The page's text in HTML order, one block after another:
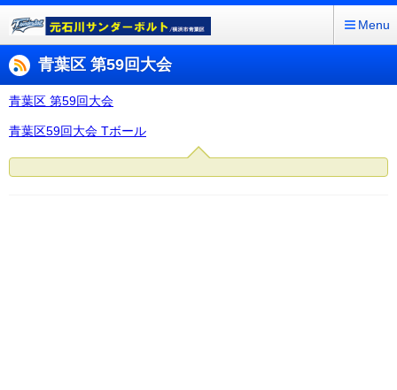
Menu
青葉区 第59回大会
青葉区 第59回大会
青葉区59回大会 Tボール